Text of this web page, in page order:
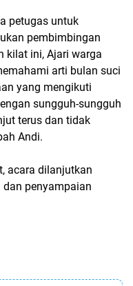
petugas untuk
pembimbingan
kilat ini, Ajari warga
arti bulan suci
yang mengikuti
sungguh-sungguh
terus dan tidak
Andi.
acara dilanjutkan
dan penyampaian